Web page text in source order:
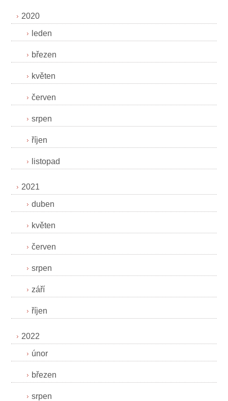
2020
leden
březen
květen
červen
srpen
říjen
listopad
2021
duben
květen
červen
srpen
září
říjen
2022
únor
březen
srpen